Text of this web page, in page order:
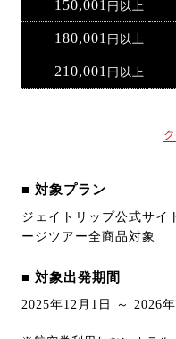
150,001 円以上
180,001 円以上
210,001 円以上
■ 対象プラン
ジェイトリップ公式サイ
ージツアー全商品対象
■ 対象出発期間
2025年12月1日 ～ 2026